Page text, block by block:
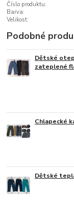
Číslo produktu:
Barva:
Velikost:
Podobné
Dětské
zateplené
Chlapecké
Dětské